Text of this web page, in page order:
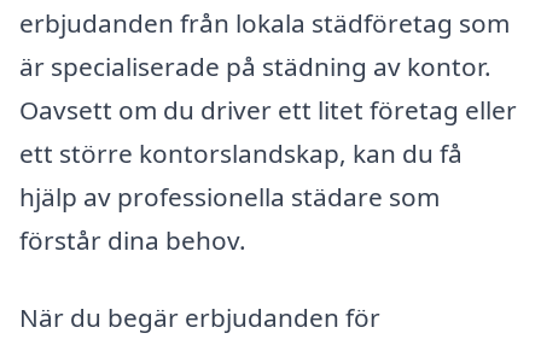
erbjudanden från lokala städföretag som
är specialiserade på städning av kontor.
Oavsett om du driver ett litet företag eller
ett större kontorslandskap, kan du få
hjälp av professionella städare som
förstår dina behov.
När du begär erbjudanden för